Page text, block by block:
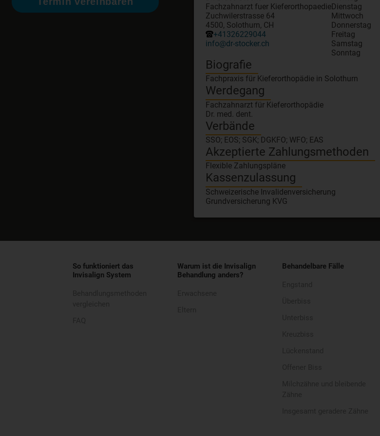
Fachzahnarzt fuer Kieferorthopaedie
Zuchwilerstrasse 64
4500, Solothurn, CH
+41326229044
info@dr-stocker.ch
Dienstag
Mittwoch
Donnerstag
Freitag
Samstag
Sonntag
Biografie
Fachpraxis für Kieferorthopädie in Solothurn
Werdegang
Fachzahnarzt für Kieferorthopädie
Dr. med. dent.
Verbände
SSO; EOS; SGK; DGKFO; WFO; EAS
Akzeptierte Zahlungsmethoden
Flexible Zahlungspläne
Kassenzulassung
Schweizerische Invalidenversicherung
Grundversicherung KVG
So funktioniert das
Invisalign System
Warum ist die Invisalign
Behandlung anders?
Behandelbare Fälle